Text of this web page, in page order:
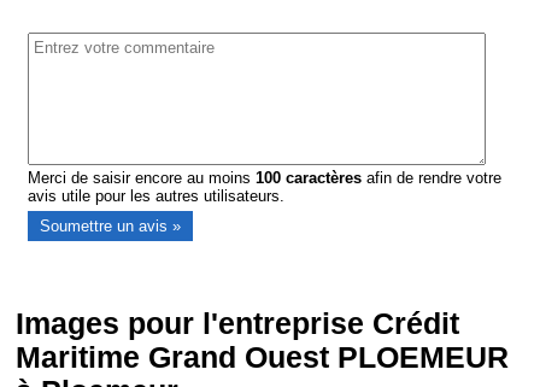
Merci de saisir encore au moins100 caractères afin de rendre votre
avis utile pour les autres utilisateurs.
Images pour l'entreprise Crédit
Maritime Grand Ouest PLOEMEUR